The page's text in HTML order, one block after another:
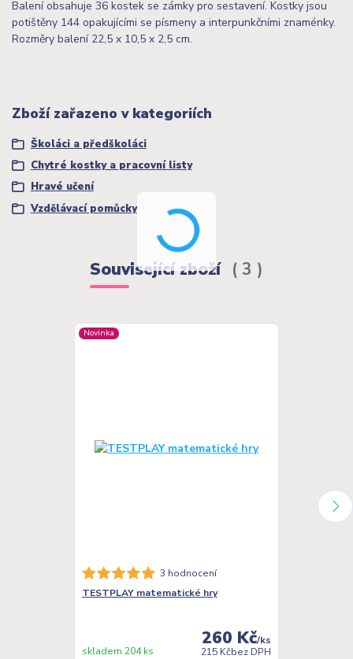
Balení obsahuje 36 kostek se zámky pro sestavení. Kostky jsou
potištěny 144 opakujícími se písmeny a interpunkčními znaménky.
Rozměry balení 22,5 x 10,5 x 2,5 cm.
Zboží zařazeno v kategoriích
Školáci a předškoláci
Chytré kostky a pracovní listy
Hravé učení
Vzdělávací pomůcky
Související zboží 3
Novinka
3 hodnocení
TESTPLAY matematické hry
260 Kč/ks
215 Kčbez DPH
skladem 204 ks